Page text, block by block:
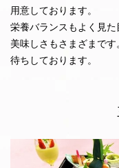
用意しております。
栄養バランスもよく見た
美味しさもさまざまで
待ちしております。